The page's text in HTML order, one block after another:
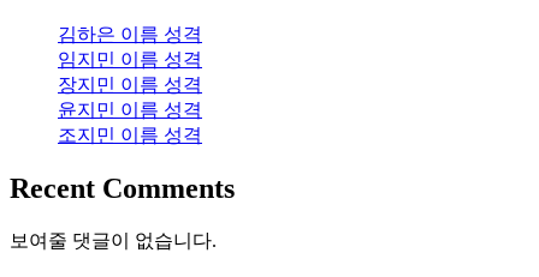
김하은 이름 성격
임지민 이름 성격
장지민 이름 성격
윤지민 이름 성격
조지민 이름 성격
Recent Comments
보여줄 댓글이 없습니다.